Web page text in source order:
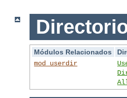
Módulos Relacionados
mod_userdir